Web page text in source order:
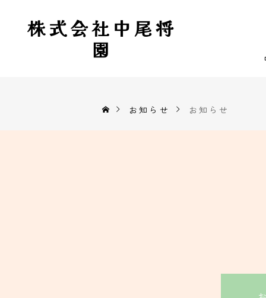
株式会社中尾将
園
お知らせ お知らせ